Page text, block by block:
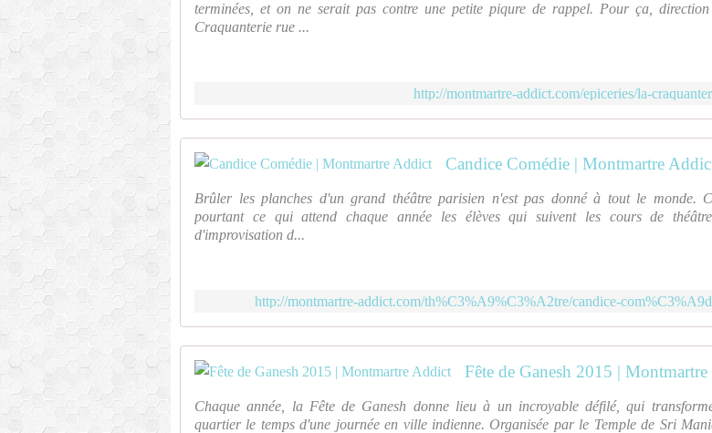
terminées, et on ne serait pas contre une petite piqure de rappel. Pour ça,
Craquanterie rue ...
http://montmartre-addict.com/epiceries/la-
Candice Comédie | Montmartre
Brûler les planches d'un grand théâtre parisien n'est pas donné à tout le monde.
pourtant ce qui attend chaque année les élèves qui suivent les cours de
d'improvisation d...
http://montmartre-addict.com/th%C3%A9%C3%A2tre/candice-
Chaque année, la Fête de Ganesh donne lieu à un incroyable défilé, qui
quartier le temps d'une journée en ville indienne. Organisée par le Temple de Sri